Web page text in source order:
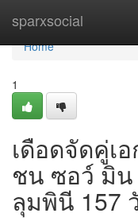
sparxsocial
Home
Home
1
เดือดจัดคู่เ
ชน ซอว์ มิ
ลุมพินี 157